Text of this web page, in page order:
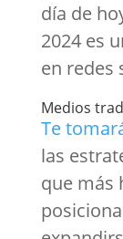
día de
2024 es
en redes
Medios
Te
las
que más